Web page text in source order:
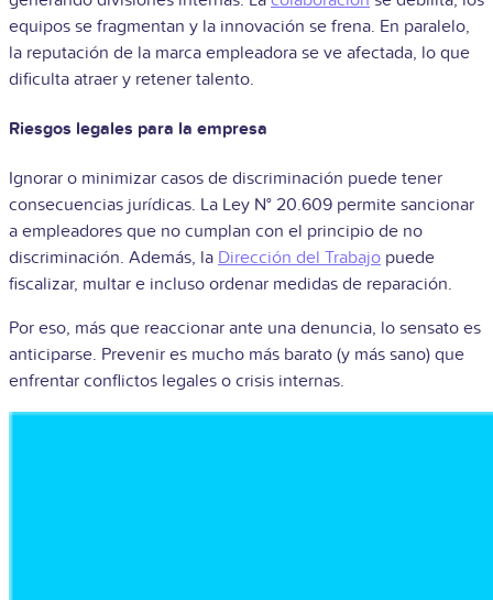
equipos se fragmentan y la innovación se frena. En paralelo,
la reputación de la marca empleadora se ve afectada, lo que
dificulta atraer y retener talento.
Riesgos legales para la empresa
Ignorar o minimizar casos de discriminación puede tener
consecuencias jurídicas. La Ley N° 20.609 permite sancionar
a empleadores que no cumplan con el principio de no
discriminación. Además, la Dirección del Trabajo puede
fiscalizar, multar e incluso ordenar medidas de reparación.
Por eso, más que reaccionar ante una denuncia, lo sensato es
anticiparse. Prevenir es mucho más barato (y más sano) que
enfrentar conflictos legales o crisis internas.